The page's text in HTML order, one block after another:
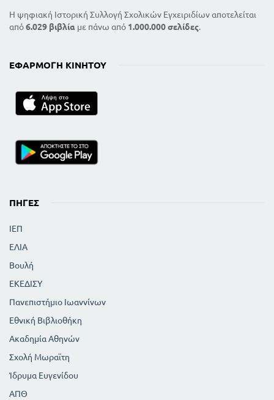
Η ψηφιακή Ιστορική Συλλογή Σχολικών Εγχειριδίων αποτελείται
από6.029 βιβλία με πάνω από 1.000.000 σελίδες.
ΕΦΑΡΜΟΓΉ ΚΙΝΗΤΟΎ
ΠΗΓΈΣ
ΙΕΠ
ΕΛΙΑ
Βουλή
ΕΚΕΔΙΣΥ
Πανεπιστήμιο Ιωαννίνων
Εθνική Βιβλιοθήκη
Ακαδημία Αθηνών
Σχολή Μωραϊτη
Ίδρυμα Ευγενίδου
ΑΠΘ